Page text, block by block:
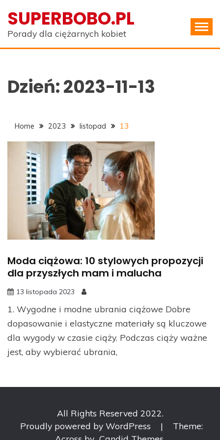
content
SUPERBOBO.PL
Porady dla ciężarnych kobiet
Dzień:2023-11-13
Home 2023 listopad 13
Moda ciążowa: 10 stylowych propozycji
dla przyszłych mam i malucha
13 listopada 2023
1. Wygodne i modne ubrania ciążowe Dobre
dopasowanie i elastyczne materiały są kluczowe
dla wygody w czasie ciąży. Podczas ciąży ważne
jest, aby wybierać ubrania,
All Rights Reserved 2022.
Proudly powered by WordPress
|
Theme: